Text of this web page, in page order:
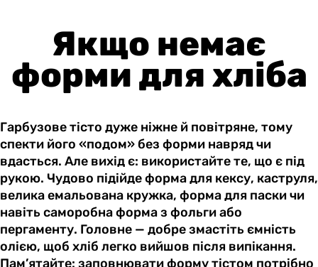
Якщо немає
форми для хліба
Гарбузове тісто дуже ніжне й повітряне, тому
спекти його «подом» без форми навряд чи
вдасться. Але вихід є: використайте те, що є під
рукою. Чудово підійде форма для кексу, каструля,
велика емальована кружка, форма для паски чи
навіть саморобна форма з фольги або
пергаменту. Головне — добре змастіть ємність
олією, щоб хліб легко вийшов після випікання.
Пам’ятайте: заповнювати форму тістом потрібно